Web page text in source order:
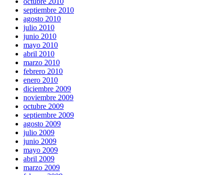
septiembre 2010
agosto 2010
julio 2010
junio 2010
mayo 2010
abril 2010
marzo 2010
febrero 2010
enero 2010
diciembre 2009
noviembre 2009
octubre 2009
septiembre 2009
agosto 2009
julio 2009
junio 2009
mayo 2009
abril 2009
marzo 2009